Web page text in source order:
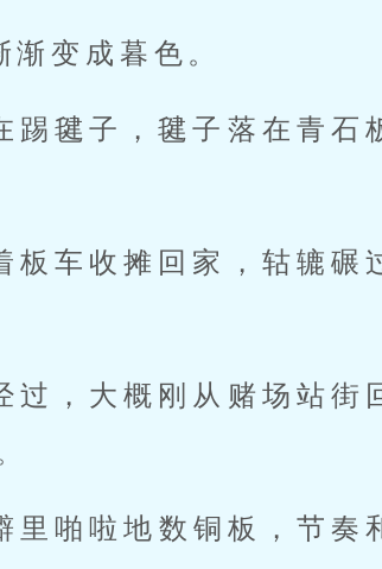
变成暮色。
踢毽子，毽子落在青石
板车收摊回家，轱辘碾
过，大概刚从赌场站街
里啪啦地数铜板，节